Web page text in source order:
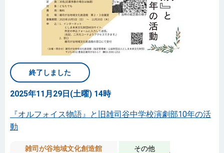
終了しました
2025年11月29日(土曜) 14時
『オルフォイス物語』と旧雑司谷中学校演劇部10年の活
動
雑司が谷地域文化創造館 その他